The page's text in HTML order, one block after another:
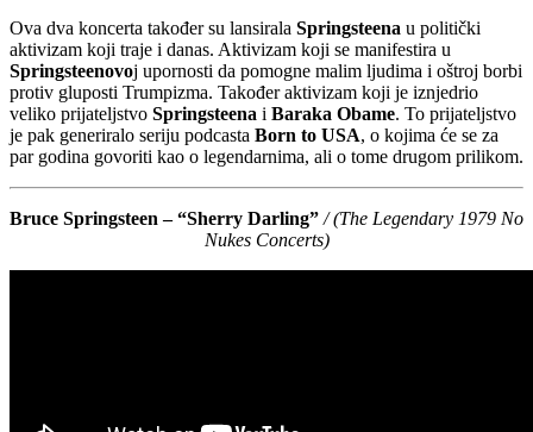
Ova dva koncerta također su lansirala Springsteena u politički
aktivizam koji traje i danas. Aktivizam koji se manifestira u
Springsteenovoj upornosti da pomogne malim ljudima i oštroj borbi
protiv gluposti Trumpizma. Također aktivizam koji je iznjedrio
veliko prijateljstvo Springsteena i Baraka Obame. To prijateljstvo
je pak generiralo seriju podcasta Born to USA, o kojima će se za
par godina govoriti kao o legendarnima, ali o tome drugom prilikom.
Bruce Springsteen – “Sherry Darling” / (The Legendary 1979 No
Nukes Concerts)